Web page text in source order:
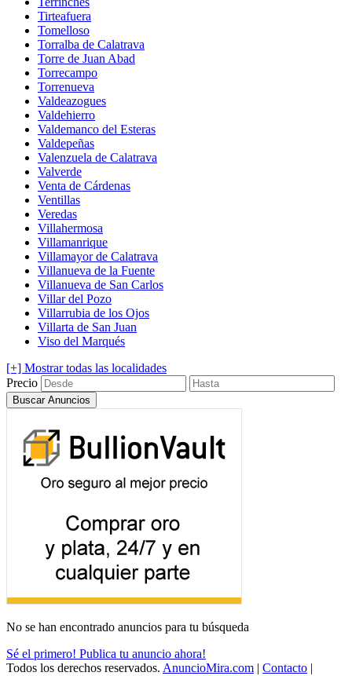
Tirteafuera
Tomelloso
Torralba de Calatrava
Torre de Juan Abad
Torrecampo
Torrenueva
Valdeazogues
Valdehierro
Valdemanco del Esteras
Valdepeñas
Valenzuela de Calatrava
Valverde
Venta de Cárdenas
Ventillas
Veredas
Villahermosa
Villamanrique
Villamayor de Calatrava
Villanueva de la Fuente
Villanueva de San Carlos
Villar del Pozo
Villarrubia de los Ojos
Villarta de San Juan
Viso del Marqués
[+] Mostrar todas las localidades
Precio
No se han encontrado anuncios para tu búsqueda
Sé el primero! Publica tu anuncio ahora!
Todos los derechos reservados. AnuncioMira.com | Contacto |